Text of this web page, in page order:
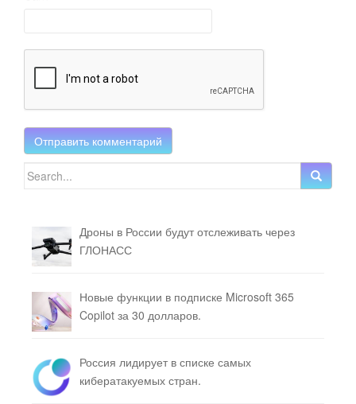
Search for:
Дроны в России будут отслеживать через
ГЛОНАСС
Новые функции в подписке Microsoft 365
Copilot за 30 долларов.
Россия лидирует в списке самых
кибератакуемых стран.